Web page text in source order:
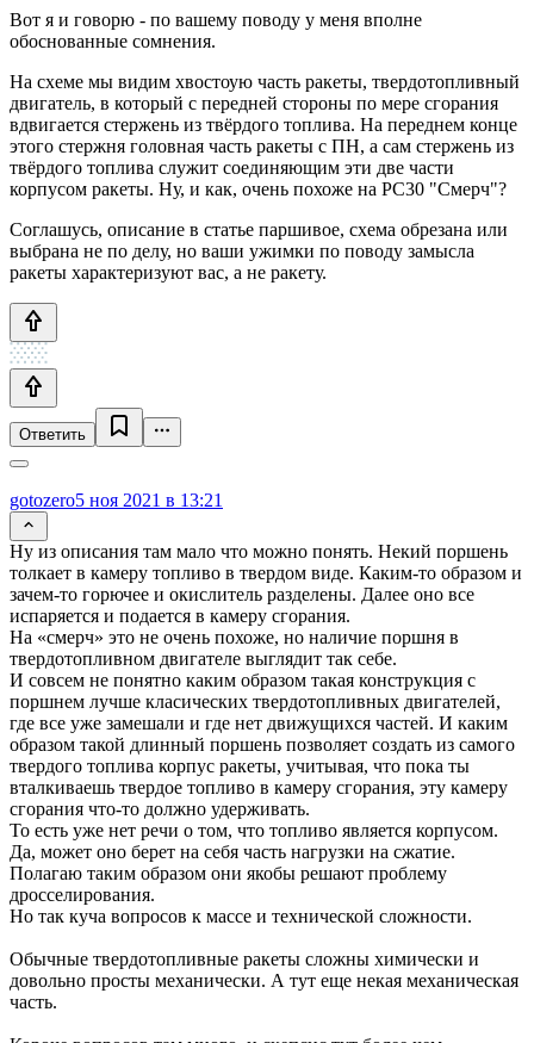
Вот я и говорю - по вашему поводу у меня вполне
обоснованные сомнения.
На схеме мы видим хвостоую часть ракеты, твердотопливный
двигатель, в который с передней стороны по мере сгорания
вдвигается стержень из твёрдого топлива. На переднем конце
этого стержня головная часть ракеты с ПН, а сам стержень из
твёрдого топлива служит соединяющим эти две части
корпусом ракеты. Ну, и как, очень похоже на РС30 "Смерч"?
Соглашусь, описание в статье паршивое, схема обрезана или
выбрана не по делу, но ваши ужимки по поводу замысла
ракеты характеризуют вас, а не ракету.
Ответить
gotozero5 ноя 2021 в 13:21
Ну из описания там мало что можно понять. Некий поршень
толкает в камеру топливо в твердом виде. Каким-то образом и
зачем-то горючее и окислитель разделены. Далее оно все
испаряется и подается в камеру сгорания.
На «смерч» это не очень похоже, но наличие поршня в
твердотопливном двигателе выглядит так себе.
И совсем не понятно каким образом такая конструкция с
поршнем лучше класических твердотопливных двигателей,
где все уже замешали и где нет движущихся частей. И каким
образом такой длинный поршень позволяет создать из самого
твердого топлива корпус ракеты, учитывая, что пока ты
вталкиваешь твердое топливо в камеру сгорания, эту камеру
сгорания что-то должно удерживать.
То есть уже нет речи о том, что топливо является корпусом.
Да, может оно берет на себя часть нагрузки на сжатие.
Полагаю таким образом они якобы решают проблему
дросселирования.
Но так куча вопросов к массе и технической сложности.
Обычные твердотопливные ракеты сложны химически и
довольно просты механически. А тут еще некая механическая
часть.